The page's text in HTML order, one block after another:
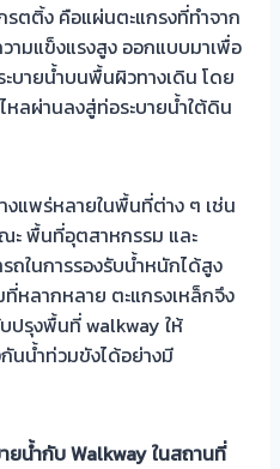
รตติ้ง คือแผ่นตะแกรงที่ทำจาก
มแข็งแรงสูง ออกแบบมาเพื่อ
บายน้ำบนพื้นผิวทางเดิน โดย
หลผ่านลงสู่ท่อระบายน้ำใต้ดิน
งแพร่หลายในพื้นที่ต่าง ๆ เช่น
ะ พื้นที่อุตสาหกรรม และ
ถในการรองรับน้ำหนักได้สูง
หลากหลาย ตะแกรงเหล็กจึง
ปรุงพื้นที่ walkway ให้
นน้ำท่วมขังได้อย่างมี
ยน้ำกับ Walkwayในสถานที่